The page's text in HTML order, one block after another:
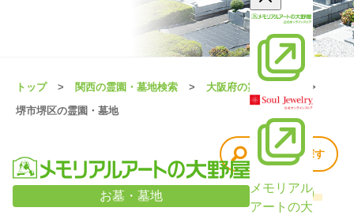
お墓・墓地
メモリアル
アートの大
トップ 関西の霊園・墓地検索
大阪府の霊園・墓地
堺市堺区の霊園・墓地
大阪府・堺市堺区の霊園・墓地検索結果（4件）
他の条件で探す